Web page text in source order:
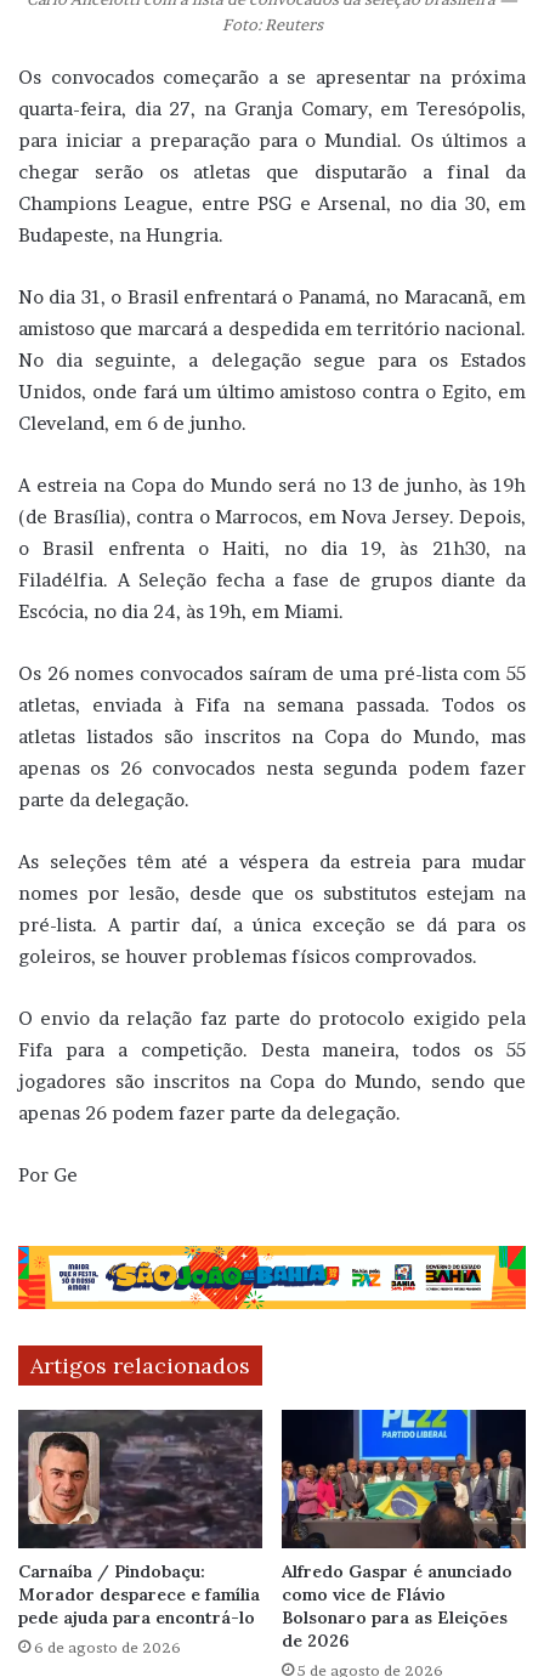
Foto: Reuters
Os convocados começarão a se apresentar na próxima
quarta-feira, dia 27, na Granja Comary, em Teresópolis,
para iniciar a preparação para o Mundial. Os últimos a
chegar serão os atletas que disputarão a final da
Champions League, entre PSG e Arsenal, no dia 30, em
Budapeste, na Hungria.
No dia 31, o Brasil enfrentará o Panamá, no Maracanã, em
amistoso que marcará a despedida em território nacional.
No dia seguinte, a delegação segue para os Estados
Unidos, onde fará um último amistoso contra o Egito, em
Cleveland, em 6 de junho.
A estreia na Copa do Mundo será no 13 de junho, às 19h
(de Brasília), contra o Marrocos, em Nova Jersey. Depois,
o Brasil enfrenta o Haiti, no dia 19, às 21h30, na
Filadélfia. A Seleção fecha a fase de grupos diante da
Escócia, no dia 24, às 19h, em Miami.
Os 26 nomes convocados saíram de uma pré-lista com 55
atletas, enviada à Fifa na semana passada. Todos os
atletas listados são inscritos na Copa do Mundo, mas
apenas os 26 convocados nesta segunda podem fazer
parte da delegação.
As seleções têm até a véspera da estreia para mudar
nomes por lesão, desde que os substitutos estejam na
pré-lista. A partir daí, a única exceção se dá para os
goleiros, se houver problemas físicos comprovados.
O envio da relação faz parte do protocolo exigido pela
Fifa para a competição. Desta maneira, todos os 55
jogadores são inscritos na Copa do Mundo, sendo que
apenas 26 podem fazer parte da delegação.
Por Ge
Artigos relacionados
Carnaíba / Pindobaçu:
Morador desparece e família
pede ajuda para encontrá-lo
6 de agosto de 2026
Alfredo Gaspar é anunciado
como vice de Flávio
Bolsonaro para as Eleições
de 2026
5 de agosto de 2026